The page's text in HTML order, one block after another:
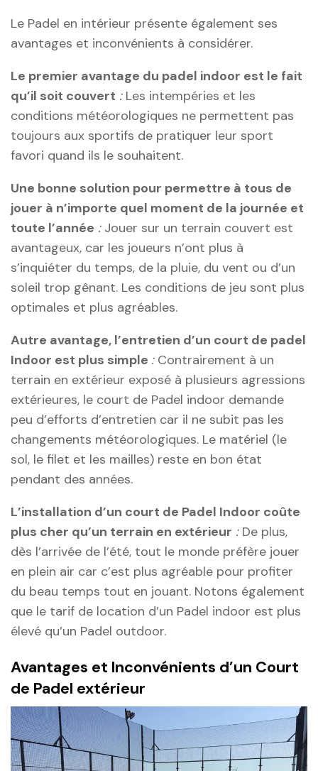
Le Padel en intérieur présente également ses
avantages et inconvénients à considérer.
Le premier avantage du padel indoor est le fait
qu’il soit couvert :Les intempéries et les
conditions météorologiques ne permettent pas
toujours aux sportifs de pratiquer leur sport
favori quand ils le souhaitent.
Une bonne solution pour permettre à tous de
jouer à n’importe quel moment de la journée et
toute l’année :Jouer sur un terrain couvert est
avantageux, car les joueurs n’ont plus à
s’inquiéter du temps, de la pluie, du vent ou d’un
soleil trop gênant. Les conditions de jeu sont plus
optimales et plus agréables.
Autre avantage, l’entretien d’un court de padel
Indoor est plus simple :Contrairement à un
terrain en extérieur exposé à plusieurs agressions
extérieures, le court de Padel indoor demande
peu d’efforts d’entretien car il ne subit pas les
changements météorologiques. Le matériel (le
sol, le filet et les mailles) reste en bon état
pendant des années.
L’installation d’un court de Padel Indoor coûte
plus cher qu’un terrain en extérieur :De plus,
dès l’arrivée de l’été, tout le monde préfère jouer
en plein air car c’est plus agréable pour profiter
du beau temps tout en jouant. Notons également
que le tarif de location d’un Padel indoor est plus
élevé qu’un Padel outdoor.
Avantages et Inconvénients d’un Court
de Padel extérieur